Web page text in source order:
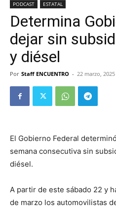
PODCAST ESTATAL
Determina
dejar sin
y diésel
Por Staff ENCUENTRO - 22 marzo, 2025
El Gobierno Federal
semana consecutiva sin
diésel.
A partir de este sábado 22 y
de marzo los automovilistas